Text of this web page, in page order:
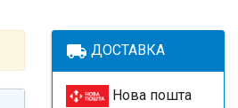
local_shipping ДОСТАВКА
Нова пошта